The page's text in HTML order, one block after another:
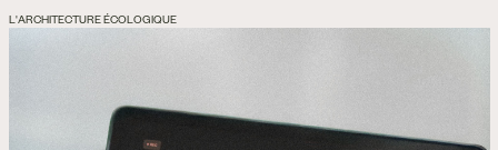
L'ARCHITECTURE ÉCOLOGIQUE